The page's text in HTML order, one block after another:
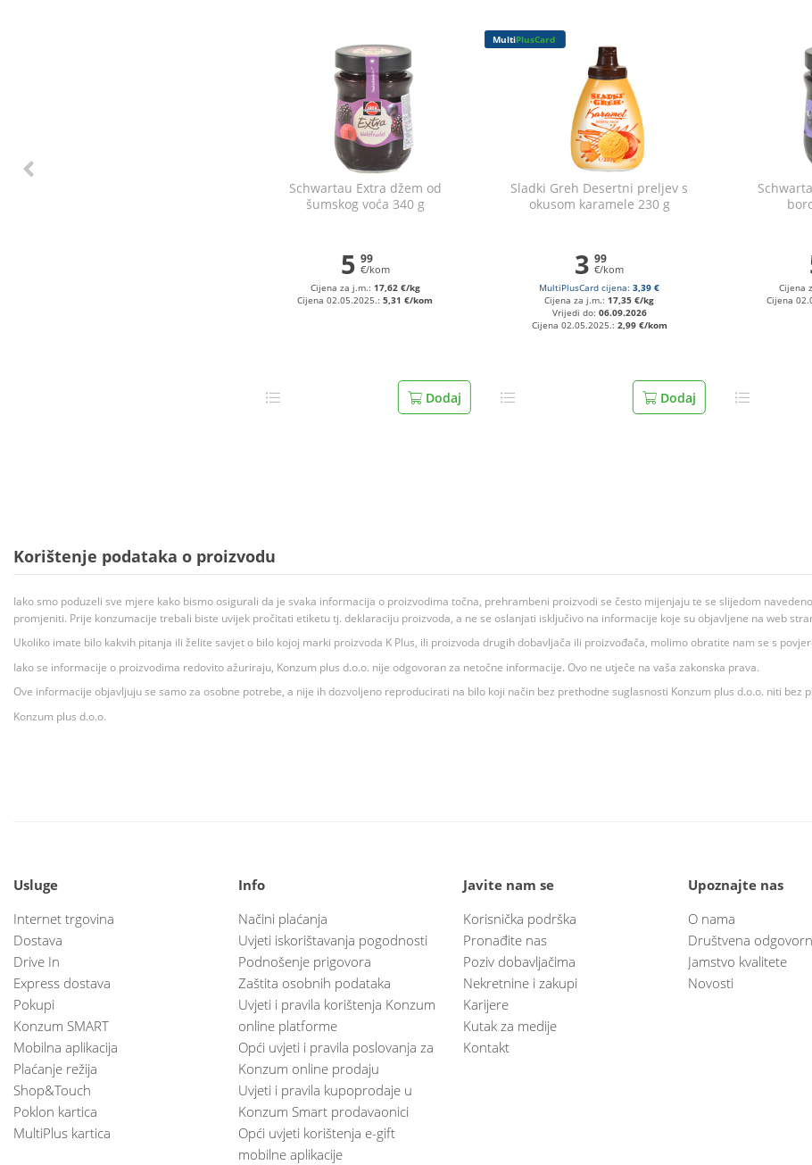
Schwartau Extra džem od
šumskog voća 340 g
5 99
€/kom
Cijena za j.m.: 17,62 €/kg
Cijena 02.05.2025.:5,31 €/kom
Dodaj
MultiPlusCard
Sladki Greh Desertni preljev s
okusom karamele 230 g
3 99
€/kom
MultiPlusCard cijena:3,39 €
Cijena za j.m.:17,35 €/kg
Vrijedi do: 06.09.2026
Cijena 02.05.2025.: 2,99 €/kom
Dodaj
Cijena
Cijena
Korištenje podataka o proizvodu
Iako smo poduzeli sve mjere kako bismo osigurali da je svaka informacija o proizvodima točna, prehrambeni proizvodi se često mijenjaju te se slijedom
promjeniti. Prije konzumacije trebali biste uvijek pročitati etiketu tj. deklaraciju proizvoda, a ne se oslanjati isključivo na informacije koje su objavljene na web
Ukoliko imate bilo kakvih pitanja ili želite savjet o bilo kojoj marki proizvoda K Plus, ili proizvoda drugih dobavljača ili proizvođača, molimo obratite nam se s
Iako se informacije o proizvodima redovito ažuriraju, Konzum plus d.o.o. nije odgovoran za netočne informacije. Ovo ne utječe na vaša zakonska prava.
Ove informacije objavljuju se samo za osobne potrebe, a nije ih dozvoljeno reproducirati na bilo koji način bez prethodne suglasnosti Konzum plus d.o.o. niti bez
Konzum plus d.o.o.
Usluge
Internet trgovina
Dostava
Drive In
Express dostava
Pokupi
Konzum SMART
Mobilna aplikacija
Plaćanje režija
Shop&Touch
Poklon kartica
MultiPlus kartica
Info
Načini plaćanja
Uvjeti iskorištavanja pogodnosti
Podnošenje prigovora
Zaštita osobnih podataka
Uvjeti i pravila korištenja Konzum
online platforme
Opći uvjeti i pravila poslovanja za
Konzum online prodaju
Uvjeti i pravila kupoprodaje u
Konzum Smart prodavaonici
Opći uvjeti korištenja e-gift
mobilne aplikacije
Javite nam se
Korisnička podrška
Pronađite nas
Poziv dobavljačima
Nekretnine i zakupi
Karijere
Kutak za medije
Kontakt
Upoznajte nas
O nama
Društvena
Jamstvo kvalitete
Novosti